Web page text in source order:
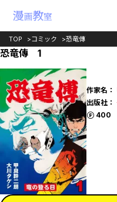
TOP コミック 恐竜傳
恐竜傳 1
作家名：
出版社：
400
ポイント